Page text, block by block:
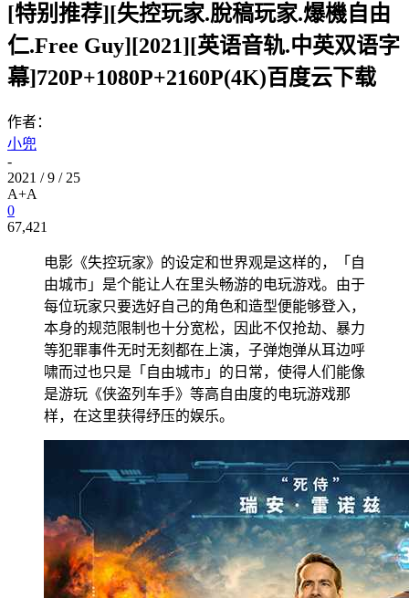
[特别推荐][失控玩家.脫稿玩家.爆機自由
仁.Free Guy][2021][英语音轨.中英双语字
幕]720P+1080P+2160P(4K)百度云下载
作者：
小兜
-
2021 / 9 / 25
A+A
0
67,421
电影《失控玩家》的设定和世界观是这样的，「自
由城市」是个能让人在里头畅游的电玩游戏。由于
每位玩家只要选好自己的角色和造型便能够登入，
本身的规范限制也十分宽松，因此不仅抢劫、暴力
等犯罪事件无时无刻都在上演，子弹炮弹从耳边呼
啸而过也只是「自由城市」的日常，使得人们能像
是游玩《侠盗列车手》等高自由度的电玩游戏那
样，在这里获得纾压的娱乐。